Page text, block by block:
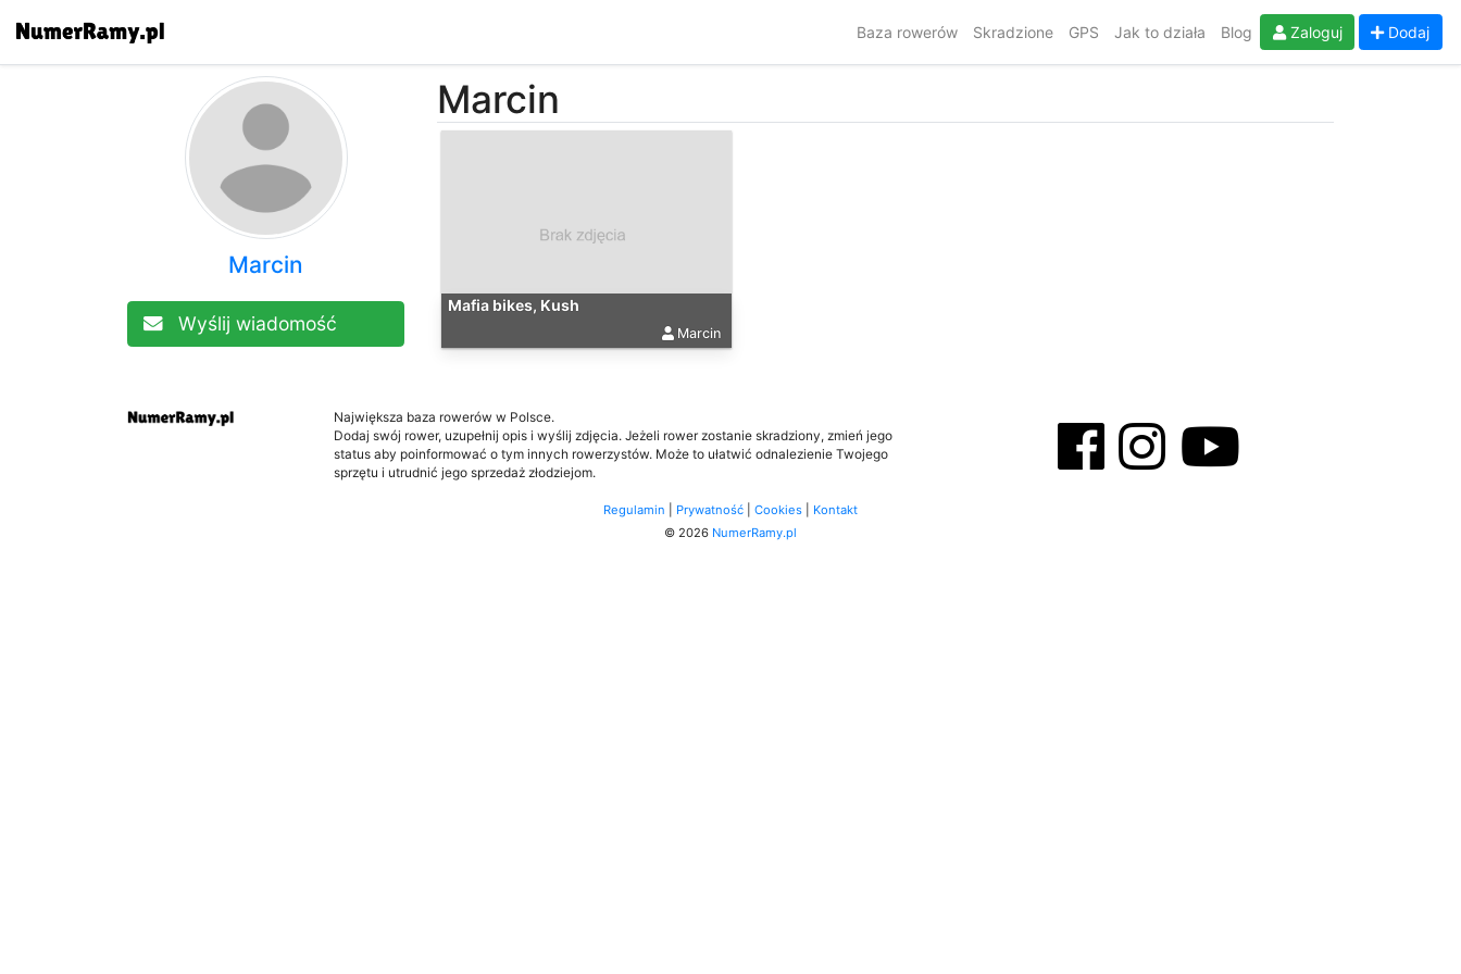
Baza rowerów Skradzione GPS Jak to działa Blog Zaloguj Dodaj
Marcin
Wyślij wiadomość
Marcin
Mafia bikes, Kush
Marcin
Największa baza rowerów w Polsce.
Dodaj swój rower, uzupełnij opis i wyślij zdjęcia. Jeżeli rower zostanie skradziony, zmień jego
status aby poinformować o tym innych rowerzystów. Może to ułatwić odnalezienie Twojego
sprzętu i utrudnić jego sprzedaż złodziejom.
Regulamin Prywatność Cookies
Kontakt
© 2026 NumerRamy.pl